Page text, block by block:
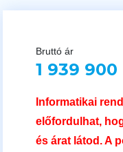
Bruttó ár
1 939 900
Informatikai
előfordulhat,
és árat látod. A